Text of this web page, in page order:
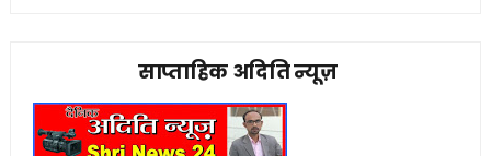
साप्ताहिक अदिति न्यूज़